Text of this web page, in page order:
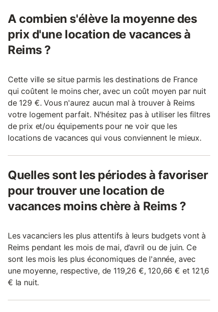
A combien s'élève la moyenne des
prix d'une location de vacances à
Reims ?
Cette ville se situe parmis les destinations de France
qui coûtent le moins cher, avec un coût moyen par nuit
de 129 €. Vous n'aurez aucun mal à trouver à Reims
votre logement parfait. N'hésitez pas à utiliser les filtres
de prix et/ou équipements pour ne voir que les
locations de vacances qui vous conviennent le mieux.
Quelles sont les périodes à favoriser
pour trouver une location de
vacances moins chère à Reims ?
Les vacanciers les plus attentifs à leurs budgets vont à
Reims pendant les mois de mai, d’avril ou de juin. Ce
sont les mois les plus économiques de l'année, avec
une moyenne, respective, de 119,26 €, 120,66 € et 121,6
€ la nuit.